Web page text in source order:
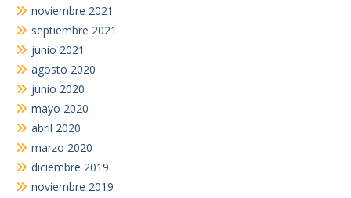
noviembre 2021
septiembre 2021
junio 2021
agosto 2020
junio 2020
mayo 2020
abril 2020
marzo 2020
diciembre 2019
noviembre 2019